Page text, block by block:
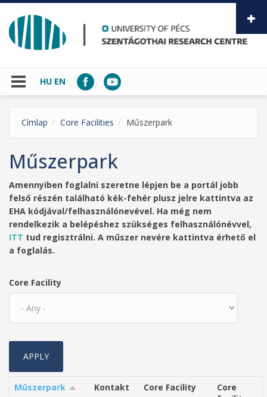
Skip to main content
HU EN
Címlap Core Facilities Műszerpark
Műszerpark
Amennyiben foglalni szeretne lépjen be a portál jobb
felső részén található kék-fehér plusz jelre kattintva az
EHA kódjával/felhasználónevével. Ha még nem
rendelkezik a belépéshez szükséges felhasználónévvel,
ITT tud regisztrálni. A műszer nevére kattintva érhető el
a foglalás.
Core Facility
Műszerpark Kontakt Core Facility
Core